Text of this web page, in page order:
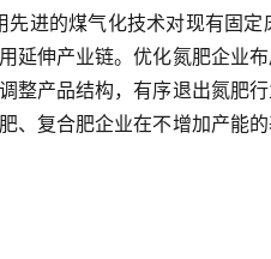
先进的煤气化技术对现有固
延伸产业链。优化氮肥企业
整产品结构，有序退出氮肥
、复合肥企业在不增加产能